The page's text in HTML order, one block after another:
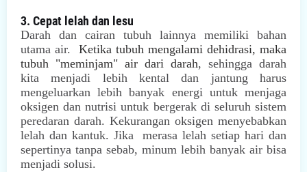
3. Cepat lelah dan lesu
Darah dan cairan tubuh lainnya memiliki bahan
utama air.
Ketika tubuh mengalami dehidrasi, maka
tubuh "meminjam" air dari darah, sehingga darah
kita menjadi lebih kental dan jantung harus
mengeluarkan lebih banyak energi untuk menjaga
oksigen dan nutrisi untuk bergerak di seluruh sistem
peredaran darah. Kekurangan oksigen menyebabkan
lelah dan kantuk. Jika merasa lelah setiap hari dan
sepertinya tanpa sebab, minum lebih banyak air bisa
menjadi solusi.